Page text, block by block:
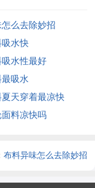
么去除妙招
水快
水性最好
吸水
天穿着最凉快
料凉快吗
布料异味怎么去除妙招